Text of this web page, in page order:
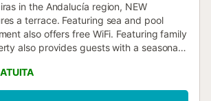
in the Andalucía region, NEW
a terrace. Featuring sea and pool
also offers free WiFi. Featuring family
also provides guests with a seasonal